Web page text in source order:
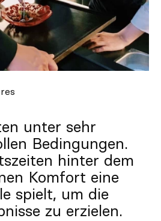
602 471
unter sehr
Bedingungen.
hinter dem
Komfort eine
spielt, um die
zu erzielen.